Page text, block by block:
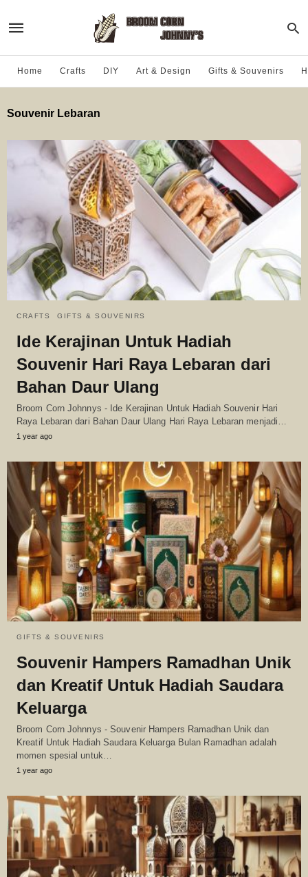
Home Crafts DIY Art & Design Gifts & Souvenirs
Souvenir Lebaran
CRAFTS GIFTS & SOUVENIRS
Ide Kerajinan Untuk Hadiah
Souvenir Hari Raya Lebaran dari
Bahan Daur Ulang
Broom Corn Johnnys - Ide Kerajinan Untuk Hadiah Souvenir Hari
Raya Lebaran dari Bahan Daur Ulang Hari Raya Lebaran menjadi…
1 year ago
GIFTS & SOUVENIRS
Souvenir Hampers Ramadhan Unik
dan Kreatif Untuk Hadiah Saudara
Keluarga
Broom Corn Johnnys - Souvenir Hampers Ramadhan Unik dan
Kreatif Untuk Hadiah Saudara Keluarga Bulan Ramadhan adalah
momen spesial untuk…
1 year ago